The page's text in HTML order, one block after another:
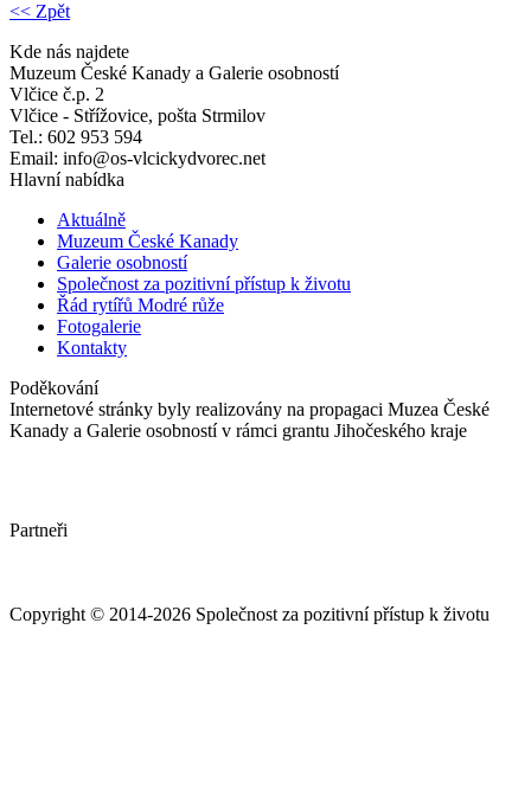
<< Zpět
Kde nás najdete
Muzeum České Kanady a Galerie osobností
Vlčice č.p. 2
Vlčice - Střížovice, pošta Strmilov
Tel.: 602 953 594
Email: info@os-vlcickydvorec.net
Hlavní nabídka
Aktuálně
Muzeum České Kanady
Galerie osobností
Společnost za pozitivní přístup k životu
Řád rytířů Modré růže
Fotogalerie
Kontakty
Poděkování
Internetové stránky byly realizovány na propagaci Muzea České
Kanady a Galerie osobností v rámci grantu Jihočeského kraje
Partneři
Copyright © 2014-2026 Společnost za pozitivní přístup k životu